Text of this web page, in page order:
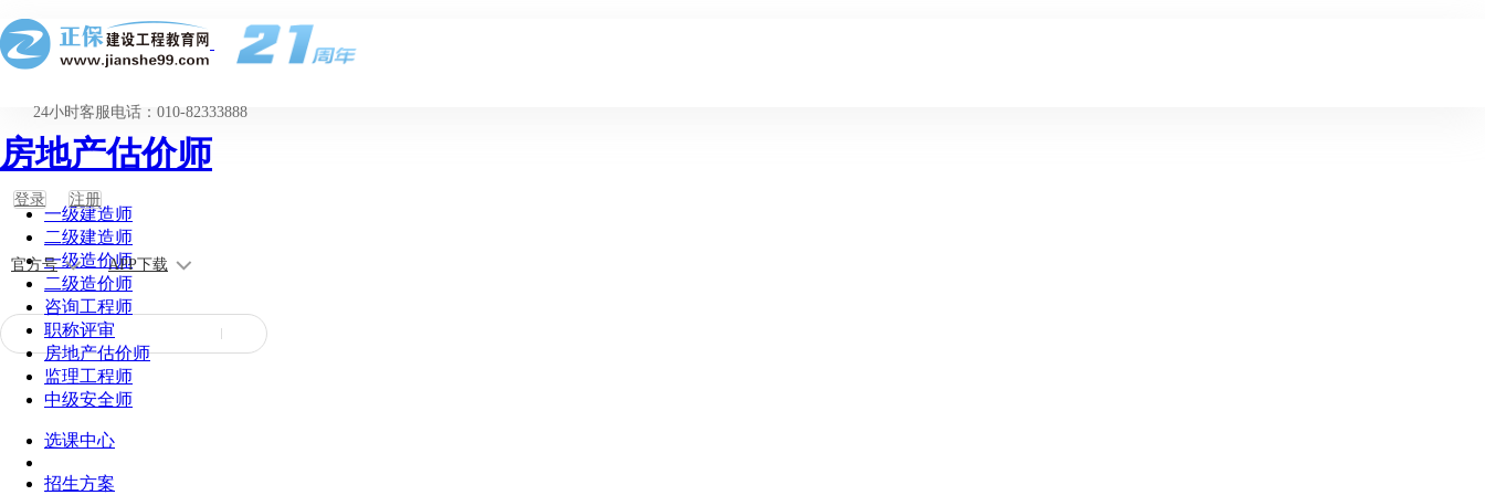
24小时客服电话：010-82333888
登录 注册
官方号 APP下载
房地产估价师
一级建造师
二级建造师
一级造价师
二级造价师
咨询工程师
职称评审
房地产估价师
监理工程师
中级安全师
选课中心
招生方案